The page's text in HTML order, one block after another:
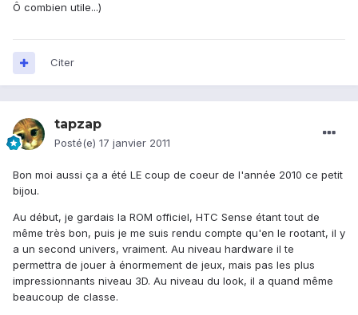
Ô combien utile...)
Citer
tapzap
Posté(e) 17 janvier 2011
Bon moi aussi ça a été LE coup de coeur de l'année 2010 ce petit
bijou.
Au début, je gardais la ROM officiel, HTC Sense étant tout de
même très bon, puis je me suis rendu compte qu'en le rootant, il y
a un second univers, vraiment. Au niveau hardware il te
permettra de jouer à énormement de jeux, mais pas les plus
impressionnants niveau 3D. Au niveau du look, il a quand même
beaucoup de classe.